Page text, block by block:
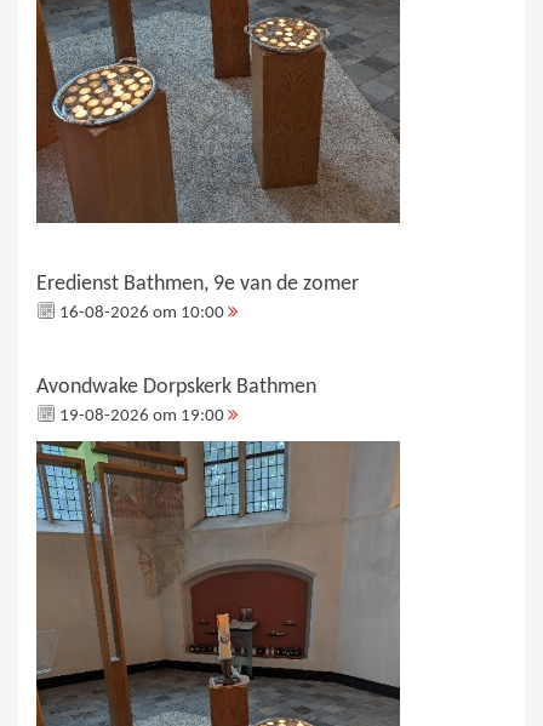
Eredienst Bathmen, 9e van de zomer
16-08-2026 om 10:00
Avondwake Dorpskerk Bathmen
19-08-2026 om 19:00